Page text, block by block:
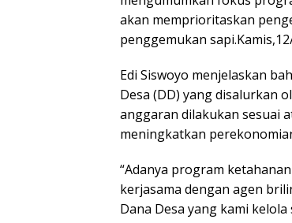
akan memprioritaskan
penggemukan
Edi Siswoyo menjelaskan
Desa (DD) yang disalurkan
anggaran dilakukan sesuai
meningkatkan
“Adanya program
kerjasama dengan agen
Dana Desa yang kami